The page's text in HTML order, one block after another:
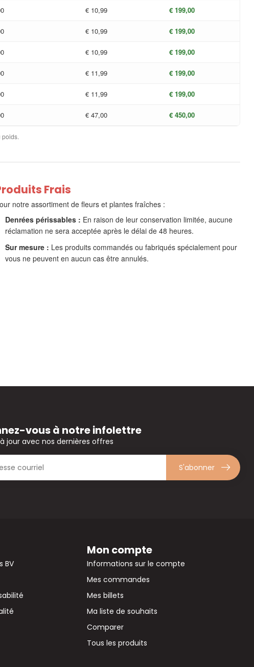
€ 10,99 € 199,00
€ 10,99 € 199,00
€ 10,99 € 199,00
€ 11,99 € 199,00
€ 11,99 € 199,00
€ 47,00 € 450,00
poids.
Frais
notre assortiment de fleurs et plantes fraîches :
Denrées périssables : En raison de leur conservation limitée, aucune
réclamation ne sera acceptée après le délai de 48 heures.
Sur mesure : Les produits commandés ou fabriqués spécialement pour
vous ne peuvent en aucun cas être annulés.
vous à notre infolettre
jour avec nos dernières offres
S'abonner
BV
Mon compte
Informations sur le compte
Mes commandes
Mes billets
Ma liste de souhaits
Comparer
Tous les produits